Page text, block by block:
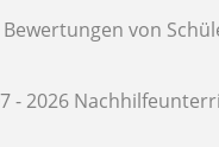
Bewertungen von
- 2026